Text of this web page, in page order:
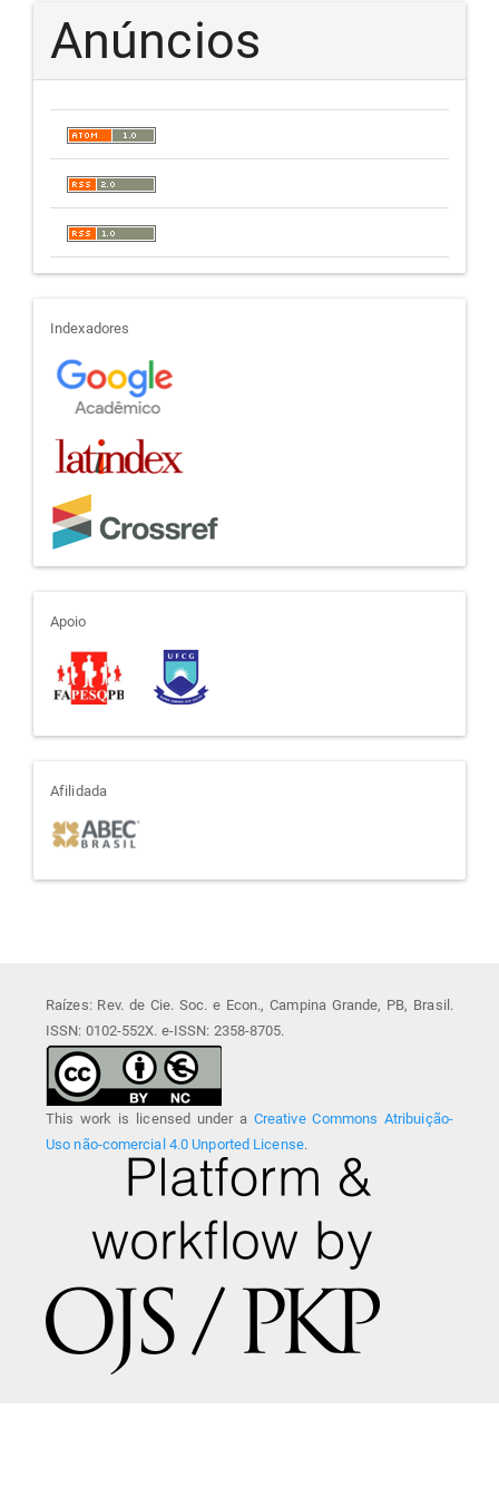
Anúncios
indexadores
Indexadores
apoio
Apoio
afiliada
Afilidada
Raízes: Rev. de Cie. Soc. e Econ., Campina Grande, PB, Brasil.
ISSN: 0102-552X. e-ISSN: 2358-8705.
This work is licensed under a Creative Commons Atribuição-
Uso não-comercial 4.0 Unported License.